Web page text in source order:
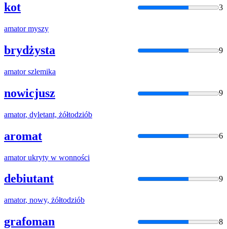
kot 3
amatormyszy
brydżysta 9
amatorszlemika
nowicjusz 9
amator, dyletant, żółtodziób
aromat 6
amatorukryty w wonności
debiutant 9
amator, nowy, żółtodziób
grafoman 8